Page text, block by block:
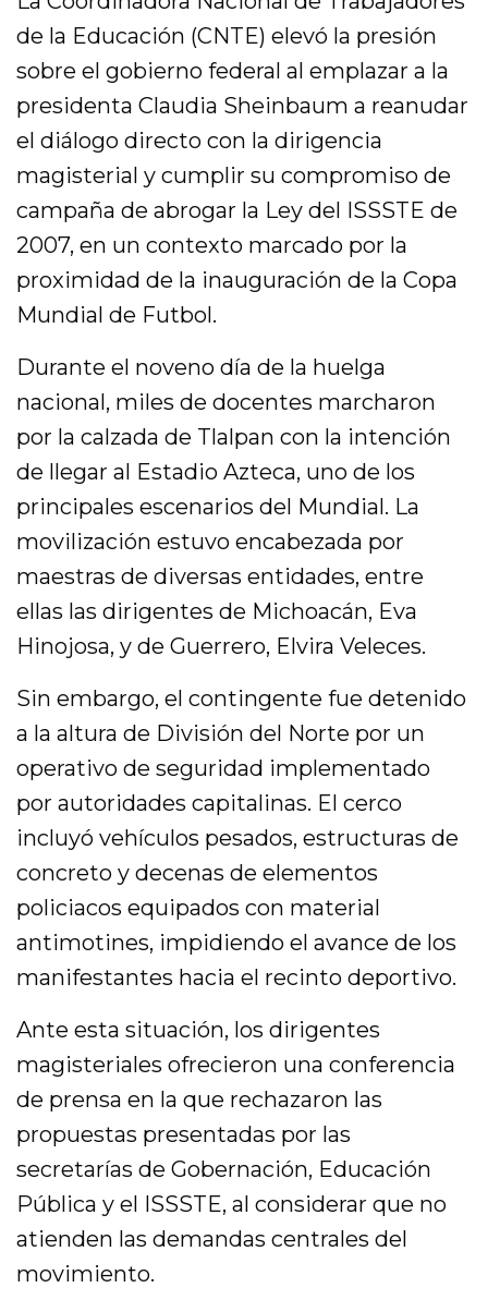
de la Educación (CNTE) elevó la presión
sobre el gobierno federal al emplazar a la
presidenta Claudia Sheinbaum a reanudar
el diálogo directo con la dirigencia
magisterial y cumplir su compromiso de
campaña de abrogar la Ley del ISSSTE de
2007, en un contexto marcado por la
proximidad de la inauguración de la Copa
Mundial de Futbol.
Durante el noveno día de la huelga
nacional, miles de docentes marcharon
por la calzada de Tlalpan con la intención
de llegar al Estadio Azteca, uno de los
principales escenarios del Mundial. La
movilización estuvo encabezada por
maestras de diversas entidades, entre
ellas las dirigentes de Michoacán, Eva
Hinojosa, y de Guerrero, Elvira Veleces.
Sin embargo, el contingente fue detenido
a la altura de División del Norte por un
operativo de seguridad implementado
por autoridades capitalinas. El cerco
incluyó vehículos pesados, estructuras de
concreto y decenas de elementos
policiacos equipados con material
antimotines, impidiendo el avance de los
manifestantes hacia el recinto deportivo.
Ante esta situación, los dirigentes
magisteriales ofrecieron una conferencia
de prensa en la que rechazaron las
propuestas presentadas por las
secretarías de Gobernación, Educación
Pública y el ISSSTE, al considerar que no
atienden las demandas centrales del
movimiento.